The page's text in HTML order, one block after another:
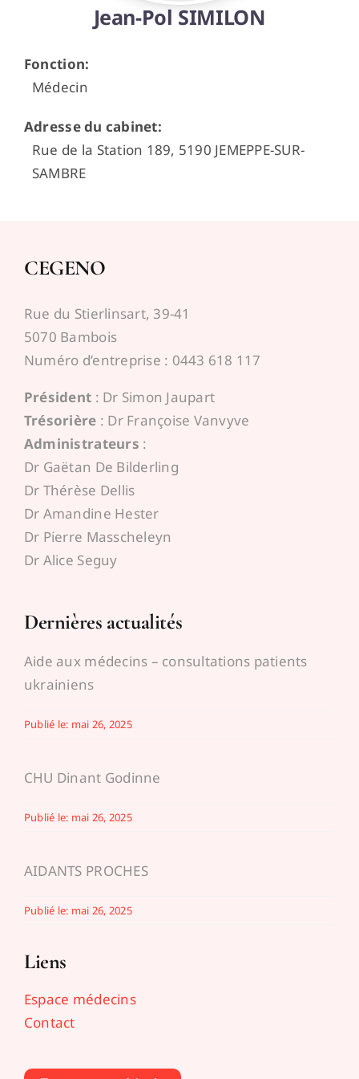
Espace médecins
Jean-Pol SIMILON
Fonction:
Médecin
Adresse du cabinet:
Rue de la Station 189, 5190 JEMEPPE-SUR-
SAMBRE
CEGENO
Rue du Stierlinsart, 39-41
5070 Bambois
Numéro d’entreprise : 0443 618 117
Président : Dr Simon Jaupart
Trésorière : Dr Françoise Vanvyve
Administrateurs :
Dr Gaëtan De Bilderling
Dr Thérèse Dellis
Dr Amandine Hester
Dr Pierre Masscheleyn
Dr Alice Seguy
Dernières actualités
Aide aux médecins – consultations patients
ukrainiens
Publié le: mai 26, 2025
CHU Dinant Godinne
Publié le: mai 26, 2025
AIDANTS PROCHES
Publié le: mai 26, 2025
Liens
Espace médecins
Contact